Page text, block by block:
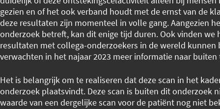
gezien en of het ook verband houdt met de ernst van de
deze resultaten zijn momenteel in volle gang. Aangezien
onderzoek betreft, kan dit enige tijd duren. Ook vinden we
resultaten met collega-onderzoekers in de wereld kunnen
verwachten in het najaar 2023 meer informatie naar
Het is belangrijk om te realiseren dat deze scan in het
onderzoek plaatsvindt. Deze scan is buiten dit onderzoek
waarde van een dergelijke scan voor de patiënt nog niet